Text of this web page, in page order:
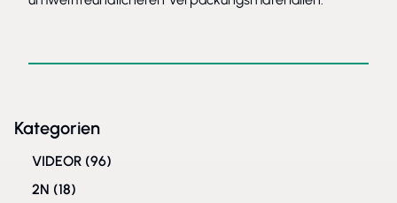
Kategorien
VIDEOR (96)
2N (18)